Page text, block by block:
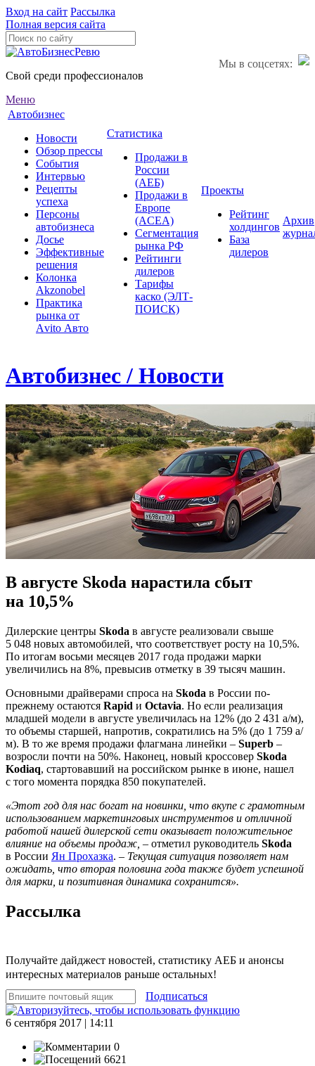
Вход на сайт Рассылка
Полная версия сайта
Мы в соцсетях:
Свой среди профессионалов
Меню
Автобизнес
Новости
Обзор прессы
События
Интервью
Рецепты
успеха
Персоны
автобизнеса
Досье
Эффективные
решения
Колонка
Akzonobel
Практика
рынка от
Аvito Авто
Статистика
Продажи в
России
(АЕБ)
Продажи в
Европе
(ACEA)
Сегментация
рынка РФ
Рейтинги
дилеров
Тарифы
каско (ЭЛТ-
ПОИСК)
Проекты
Рейтинг
холдингов
База
дилеров
Архив
Автобизнес / Новости
В августе Skoda нарастила сбыт
на 10,5%
Дилерские центры Skoda в августе реализовали свыше
5 048 новых автомобилей, что соответствует росту на 10,5%.
По итогам восьми месяцев 2017 года продажи марки
увеличились на 8%, превысив отметку в 39 тысяч машин.
Основными драйверами спроса на Skoda в России по-
прежнему остаются Rapid и Octavia. Но если реализация
младшей модели в августе увеличилась на 12% (до 2 431 а/м),
то объемы старшей, напротив, сократились на 5% (до 1 759 а/
м). В то же время продажи флагмана линейки – Superb –
возросли почти на 50%. Наконец, новый кроссовер Skoda
Kodiaq, стартовавший на российском рынке в июне, нашел
с того момента порядка 850 покупателей.
«Этот год для нас богат на новинки, что вкупе с грамотным
использованием маркетинговых инструментов и отличной
работой нашей дилерской сети оказывает положительное
влияние на объемы продаж, – отметил руководитель Skoda
в России Ян Прохазка. – Текущая ситуация позволяет нам
ожидать, что вторая половина года также будет успешной
для марки, и позитивная динамика сохранится».
Рассылка
Получайте дайджест новостей, статистику АЕБ и анонсы
интересных материалов раньше остальных!
Подписаться
6 сентября 2017 | 14:11
0
6621